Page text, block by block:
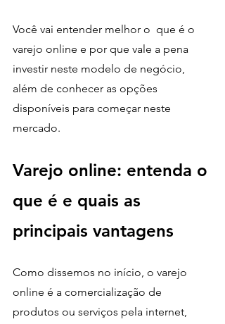
Você vai entender melhor o  que é o
varejo online e por que vale a pena
investir neste modelo de negócio,
além de conhecer as opções
disponíveis para começar neste
mercado.
Varejo online: entenda o
que é e quais as
principais vantagens
Como dissemos no início, o varejo
online é a comercialização de
produtos ou serviços pela internet,